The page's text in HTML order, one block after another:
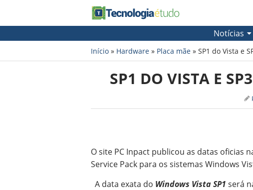
Notícias
Início » Hardware » Placa mãe » SP1 do Vista e
SP1 DO VISTA E
O site PC Inpact publicou as datas oficias
Service Pack para os sistemas Windows
A data exata do Windows Vista SP1 será